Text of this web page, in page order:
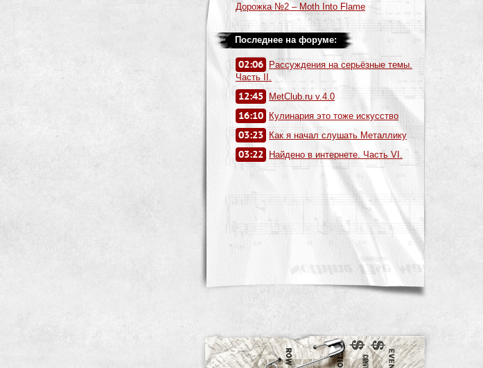
Дорожка №2 – Moth Into Flame
Последнее на форуме:
02:06
Рассуждения на серьёзные темы.
Часть II.
12:45 MetClub.ru v.4.0
16:10 Кулинария это тоже искусство
03:23 Как я начал слушать Металлику
03:22 Найдено в интернете. Часть VI.